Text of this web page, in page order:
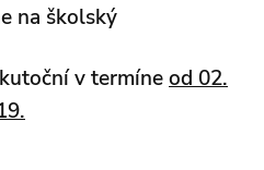
na školský
v termíneod 02.